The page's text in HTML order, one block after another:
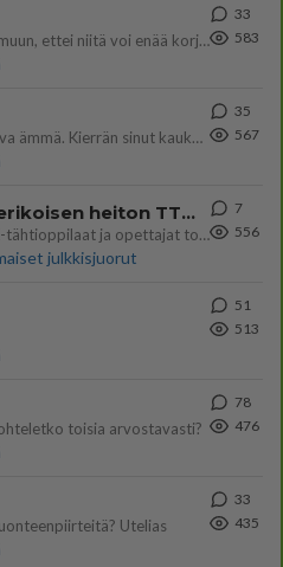
Välimme menivät niin pahasti solmuun, ettei niitä voi enää korjata. On aika jatkaa elämässä eteenpäin. Toivon sulle kaik
33
583
Olet pelkkä itsestään liikoja luuleva ämmä. Kierrän sinut kaukaa nyt ja aina. Olit mulle pelkkä lelu vaan.
35
567
Ernest Lawson täräytti erikoisen heiton TTK-lehdistötilaisuudessa: " Onko tässä tarkoituksena...?"
Ernest Lawson esitteli uudet TTK-tähtioppilaat ja opettajat torstaina 6.8. lehdistölle. Tulevalla kaudella on yksi hausk
julkkisjuorut
7
556
51
513
toisia arvostavasti?
78
476
Utelias
33
435